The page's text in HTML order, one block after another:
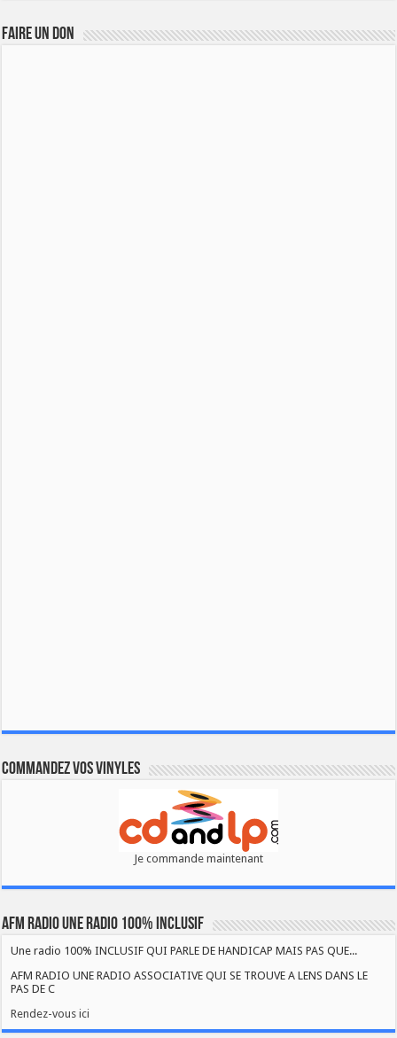
FAIRE UN DON
Commandez vos vinyles
Je commande maintenant
AFM RADIO UNE RADIO 100% INCLUSIF
Une radio 100% INCLUSIF QUI PARLE DE HANDICAP MAIS PAS QUE...
AFM RADIO UNE RADIO ASSOCIATIVE QUI SE TROUVE A LENS DANS LE
PAS DE C
Rendez-vous ici